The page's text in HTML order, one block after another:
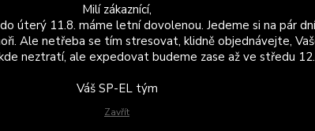
Milí zákaznící,
úterý 11.8. máme letní dovolenou. Jedeme si na pár dní
Ale netřeba se tím stresovat, klidně objednávejte,
neztratí, ale expedovat budeme zase až ve středu
Váš SP-EL tým
Zavřít